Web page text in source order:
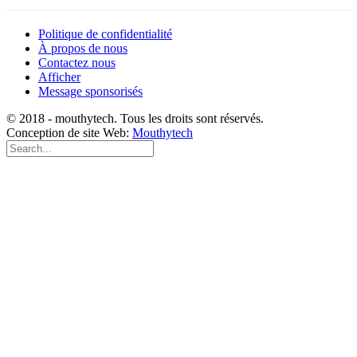
Politique de confidentialité
À propos de nous
Contactez nous
Afficher
Message sponsorisés
© 2018 - mouthytech. Tous les droits sont réservés.
Conception de site Web: Mouthytech